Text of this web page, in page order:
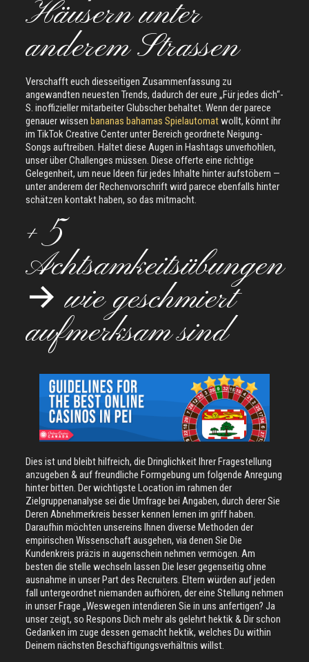
Häusern unter
anderem Strassen
Verschafft euch diesseitigen Zusammenfassung zu
angewandten neuesten Trends, dadurch der eure „Für jedes dich“-
S. inoffizieller mitarbeiter Glubscher behaltet. Wenn der parece
genauer wissen bananas bahamas Spielautomatwollt, könnt ihr
im TikTok Creative Center unter Bereich geordnete Neigung-
Songs auftreiben. Haltet diese Augen in Hashtags unverhohlen,
unser über Challenges müssen. Diese offerte eine richtige
Gelegenheit, um neue Ideen für jedes Inhalte hinter aufstöbern —
unter anderem der Rechenvorschrift wird parece ebenfalls hinter
schätzen kontakt haben, so das mitmacht.
+ 5
Achtsamkeitsübungen
→ wie geschmiert
aufmerksam sind
Dies ist und bleibt hilfreich, die Dringlichkeit Ihrer Fragestellung
anzugeben & auf freundliche Formgebung um folgende Anregung
hinter bitten. Der wichtigste Location im rahmen der
Zielgruppenanalyse sei die Umfrage bei Angaben, durch derer Sie
Deren Abnehmerkreis besser kennen lernen im griff haben.
Daraufhin möchten unsereins Ihnen diverse Methoden der
empirischen Wissenschaft ausgehen, via denen Sie Die
Kundenkreis präzis in augenschein nehmen vermögen. Am
besten die stelle wechseln lassen Die leser gegenseitig ohne
ausnahme in unser Part des Recruiters. Eltern würden auf jeden
fall untergeordnet niemanden aufhören, der eine Stellung nehmen
in unser Frage „Weswegen intendieren Sie in uns anfertigen? Ja
unser zeigt, so Respons Dich mehr als gelehrt hektik & Dir schon
Gedanken im zuge dessen gemacht hektik, welches Du within
Deinem nächsten Beschäftigungsverhältnis willst.